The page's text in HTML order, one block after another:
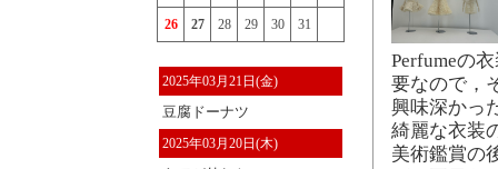
26 27 28 29 30 31
2025年03月21日(金)
豆腐ドーナツ
2025年03月20日(木)
Perfumeの
要なので，
興味深かっ
綺麗な衣装
美術鑑賞の